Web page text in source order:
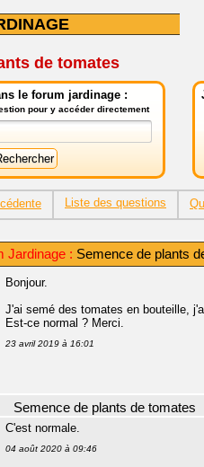
de tomates
le forum jardinage :
pour y accéder directement
Liste des questions
Jardinage : Semence de plants
Bonjour.
J'ai semé des tomates en bouteille,
Est-ce normal ? Merci.
23 avril 2019 à 16:01
Semence de plants de tomates
C'est normale.
04 août 2020 à 09:46